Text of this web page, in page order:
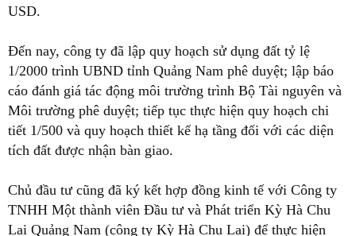
USD.
Đến nay, công ty đã lập quy hoạch sử dụng đất tỷ lệ
1/2000 trình UBND tỉnh Quảng Nam phê duyệt; lập báo
cáo đánh giá tác động môi trường trình Bộ Tài nguyên và
Môi trường phê duyệt; tiếp tục thực hiện quy hoạch chi
tiết 1/500 và quy hoạch thiết kế hạ tầng đối với các diện
tích đất được nhận bàn giao.
Chủ đầu tư cũng đã ký kết hợp đồng kinh tế với Công ty
TNHH Một thành viên Đầu tư và Phát triển Kỳ Hà Chu
Lai Quảng Nam (công ty Kỳ Hà Chu Lai) để thực hiện